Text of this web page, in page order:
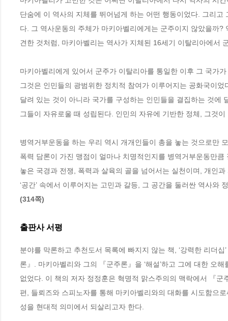
단숨에 이 역사의 지체를 뛰어넘게 하는 어떤 행동이었다. 그리
다. 그 역사운동의 주체가 마키아벨리에게는 군주이지 않았을까
견한 것처럼, 마키아벨리는 역사가 지체된 16세기 이탈리아에서
마키아벨리에게 있어서 군주가 이탈리아를 통일한 이후 그 국가
그것은 인민들의 광범위한 정치적 참여가 이루어지는 공화국이
달려 있는 것이 아니라 국가를 구성하는 인민들을 결집하는 것에
그들이 자유로울 때 성립된다. 인민의 자유에 기반한 정체, 그것
병역거부운동을 하는 우리 역시 개개인들이 총을 놓는 것으로만
폭력 담론이 가진 맹점이 얼마나 치명적인지를 병역거부운동만
놓은 국경과 전쟁, 폭력과 살육의 골을 넘어서는 실천이며, 개인
(314쪽)
출판사 서평
분야를 막론하고 추천도서 목록에 빠지지 않는 책, ‘강력한 리더
론』. 마키아벨리와 그의 『군주론』을 ‘해설’하고 그에 대한 오
없었다. 이 책의 저자 정정훈은 혁명적 맑스주의의 맥락에서 『
편, 들뢰즈와 스피노자를 통해 마키아벨리와의 대화를 시도함으
성을 현대적 의미에서 되살리고자 한다.